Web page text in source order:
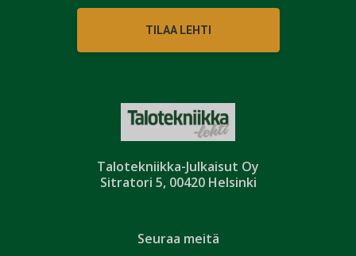
Talotekniikka-Julkaisut Oy
Sitratori 5, 00420 Helsinki
TILAA LEHTI
Seuraa meitä